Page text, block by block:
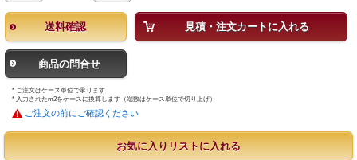
送料確認 見積・注文カートに入れる
商品の問合せ
* ご注文はケース単位で承ります
* 入力されたm2をケースに換算します（端数はケース単位で切り上げ）
ご注文の前にご確認ください
お気に入りリストに入れる